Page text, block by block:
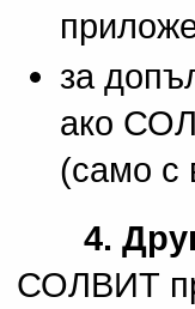
за
ако
(само с
4.
СОЛВИТ